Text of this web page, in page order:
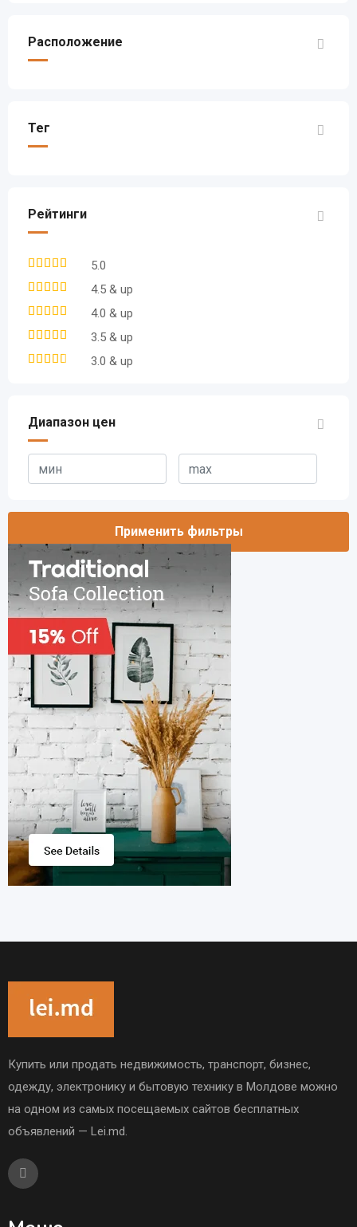
Расположение
Тег
Рейтинги
5.0
4.5 & up
4.0 & up
3.5 & up
3.0 & up
Диапазон цен
Применить фильтры
Купить или продать недвижимость, транспорт, бизнес,
одежду, электронику и бытовую технику в Молдове можно
на одном из самых посещаемых сайтов бесплатных
объявлений — Lei.md.